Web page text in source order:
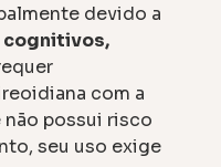
devido a
cognitivos,
com a
possui risco
seu uso exige